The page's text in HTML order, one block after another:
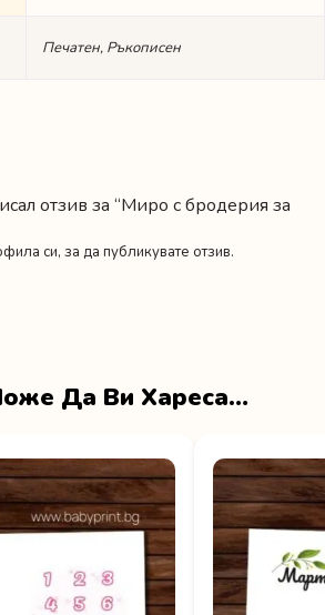
Печатен, Ръкописен
отзив за “Миро с бродерия за
си, за да публикувате отзив.
Да Ви Хареса…